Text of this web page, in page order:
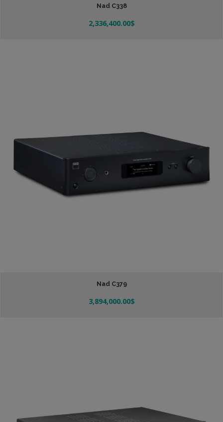
Nad C338
2,336,400.00$
Añadir Al Carrito
Nad C379
3,894,000.00$
Añadir Al Carrito